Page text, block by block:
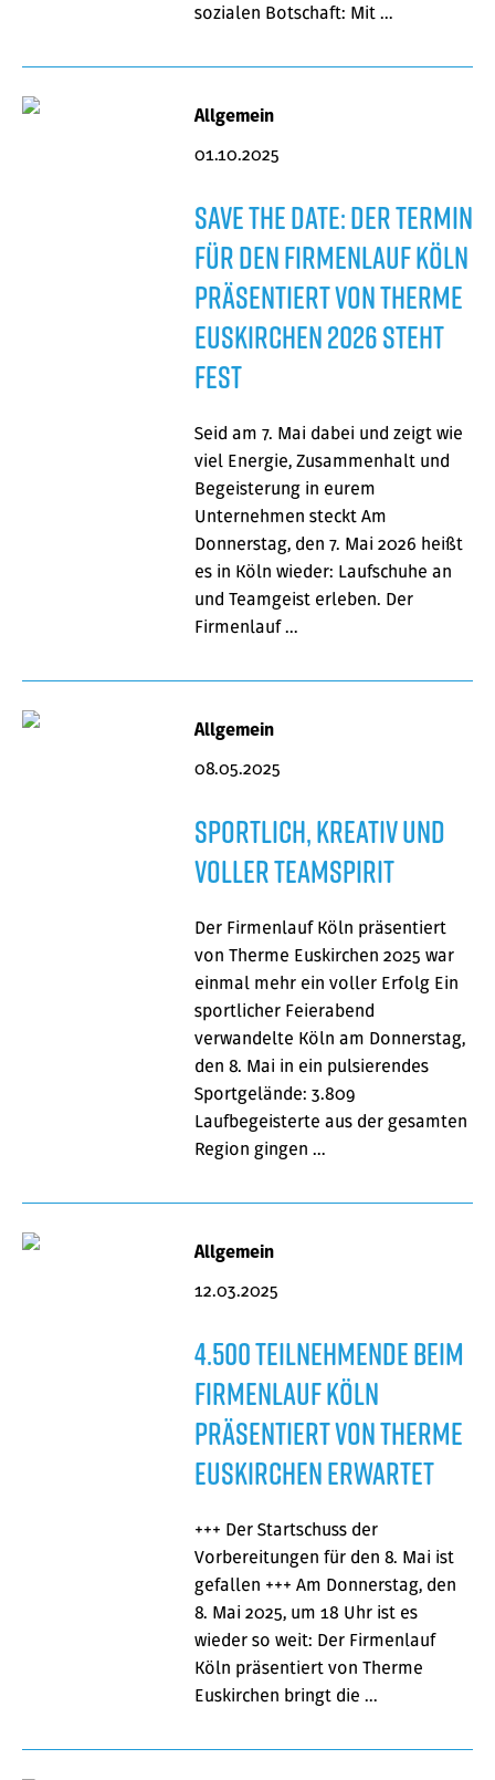
sozialen Botschaft: Mit …
Allgemein
01.10.2025
Save the Date: Der Termin
für den Firmenlauf Köln
präsentiert von Therme
Euskirchen 2026 steht
fest
Seid am 7. Mai dabei und zeigt wie
viel Energie, Zusammenhalt und
Begeisterung in eurem
Unternehmen steckt Am
Donnerstag, den 7. Mai 2026 heißt
es in Köln wieder: Laufschuhe an
und Teamgeist erleben. Der
Firmenlauf …
Allgemein
08.05.2025
Sportlich, kreativ und
voller Teamspirit
Der Firmenlauf Köln präsentiert
von Therme Euskirchen 2025 war
einmal mehr ein voller Erfolg Ein
sportlicher Feierabend
verwandelte Köln am Donnerstag,
den 8. Mai in ein pulsierendes
Sportgelände: 3.809
Laufbegeisterte aus der gesamten
Region gingen …
Allgemein
12.03.2025
4.500 Teilnehmende beim
Firmenlauf Köln
präsentiert von Therme
Euskirchen erwartet
+++ Der Startschuss der
Vorbereitungen für den 8. Mai ist
gefallen +++ Am Donnerstag, den
8. Mai 2025, um 18 Uhr ist es
wieder so weit: Der Firmenlauf
Köln präsentiert von Therme
Euskirchen bringt die …